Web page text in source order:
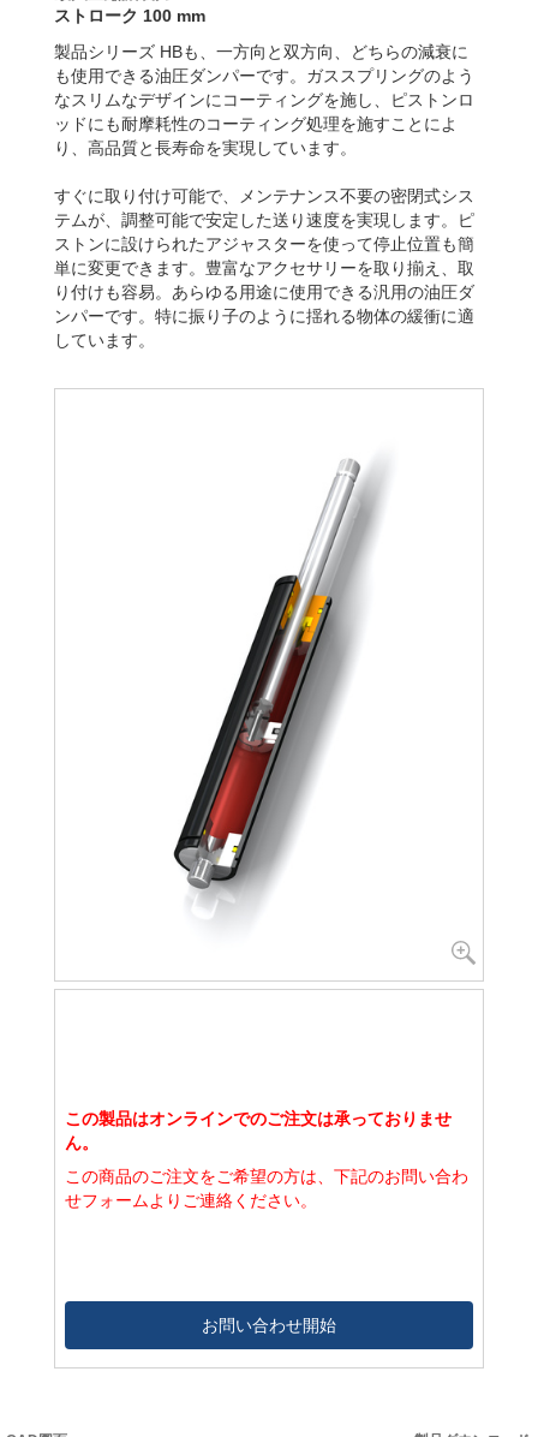
ストローク 100 mm
製品シリーズ HBも、一方向と双方向、どちらの減衰に
も使用できる油圧ダンパーです。ガススプリングのよう
なスリムなデザインにコーティングを施し、ピストンロ
ッドにも耐摩耗性のコーティング処理を施すことによ
り、高品質と長寿命を実現しています。
すぐに取り付け可能で、メンテナンス不要の密閉式シス
テムが、調整可能で安定した送り速度を実現します。ピ
ストンに設けられたアジャスターを使って停止位置も簡
単に変更できます。豊富なアクセサリーを取り揃え、取
り付けも容易。あらゆる用途に使用できる汎用の油圧ダ
ンパーです。特に振り子のように揺れる物体の緩衝に適
しています。
この製品はオンラインでのご注文は承っておりませ
ん。
この商品のご注文をご希望の方は、下記のお問い合わ
せフォームよりご連絡ください。
お問い合わせ開始